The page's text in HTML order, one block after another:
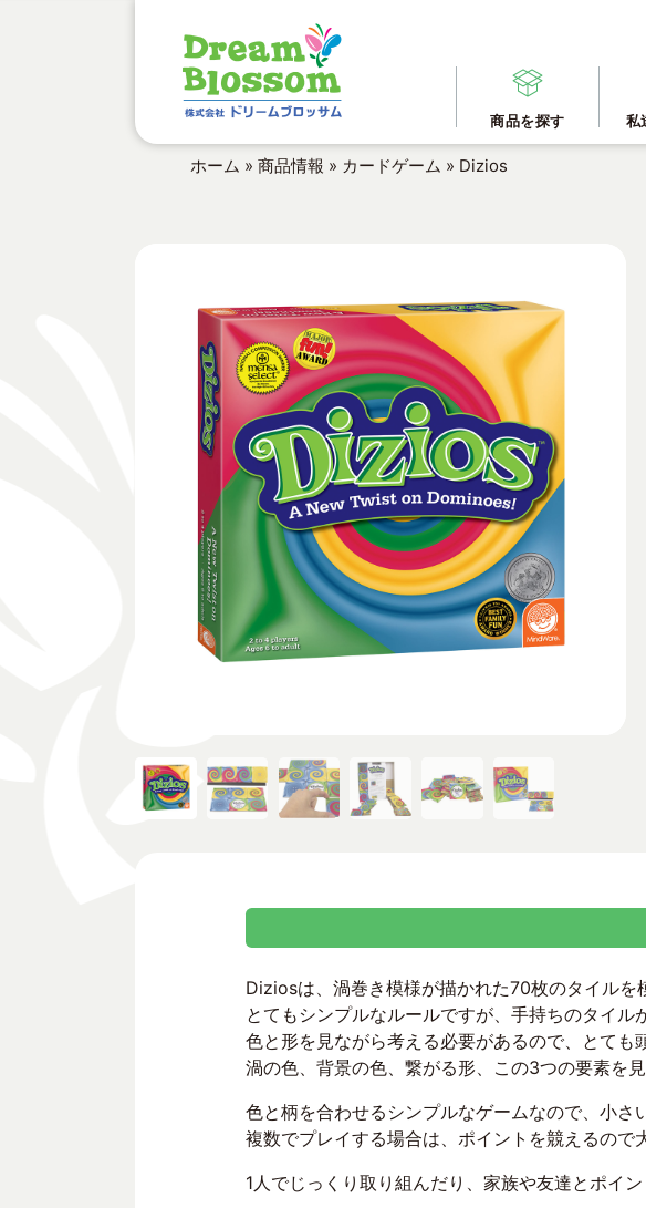
商品を探す 私
ホーム » 商品情報 » カードゲーム » Dizios
Diziosは、渦巻き模様が描かれた70枚のタイルを
とてもシンプルなルールですが、手持ちのタイル
色と形を見ながら考える必要があるので、とても
渦の色、背景の色、繋がる形、この3つの要素を
色と柄を合わせるシンプルなゲームなので、小さ
複数でプレイする場合は、ポイントを競えるので
1人でじっくり取り組んだり、家族や友達とポイ